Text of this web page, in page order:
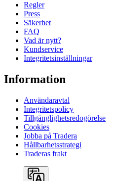
Regler
Press
Säkerhet
FAQ
Vad är nytt?
Kundservice
Integritetsinställningar
Information
Användaravtal
Integritetspolicy
Tillgänglighetsredogörelse
Cookies
Jobba på Tradera
Hållbarhetsstrategi
Traderas frakt